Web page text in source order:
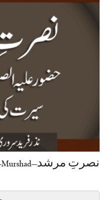
نصرتِ مرشد–Nusrat-e-Murshad